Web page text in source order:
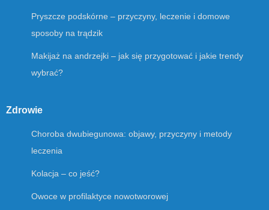
Pryszcze podskórne – przyczyny, leczenie i domowe
sposoby na trądzik
Makijaż na andrzejki – jak się przygotować i jakie trendy
wybrać?
Zdrowie
Choroba dwubiegunowa: objawy, przyczyny i metody
leczenia
Kolacja – co jeść?
Owoce w profilaktyce nowotworowej